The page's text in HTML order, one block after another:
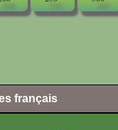
français